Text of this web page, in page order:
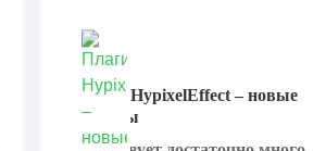
Плагин HypixelEffect – новые
эффекты